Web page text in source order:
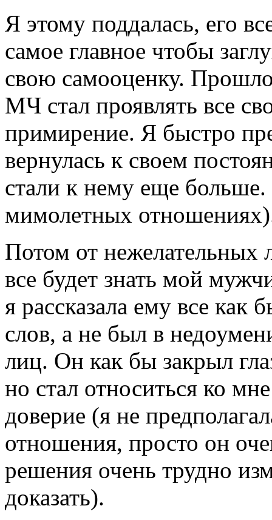
Я этому поддалась, его
самое главное чтобы
свою самооценку.
МЧ стал проявлять все
примирение. Я быстро
вернулась к своем
стали к нему еще больше.
мимолетных
Потом от нежелательных
все будет знать мой
я рассказала ему все как
слов, а не был в
лиц. Он как бы закрыл
но стал относиться ко
доверие (я не
отношения, просто он
решения очень трудно
доказать).